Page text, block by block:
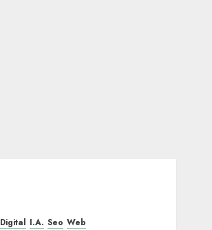
Digital I.A. Seo Web